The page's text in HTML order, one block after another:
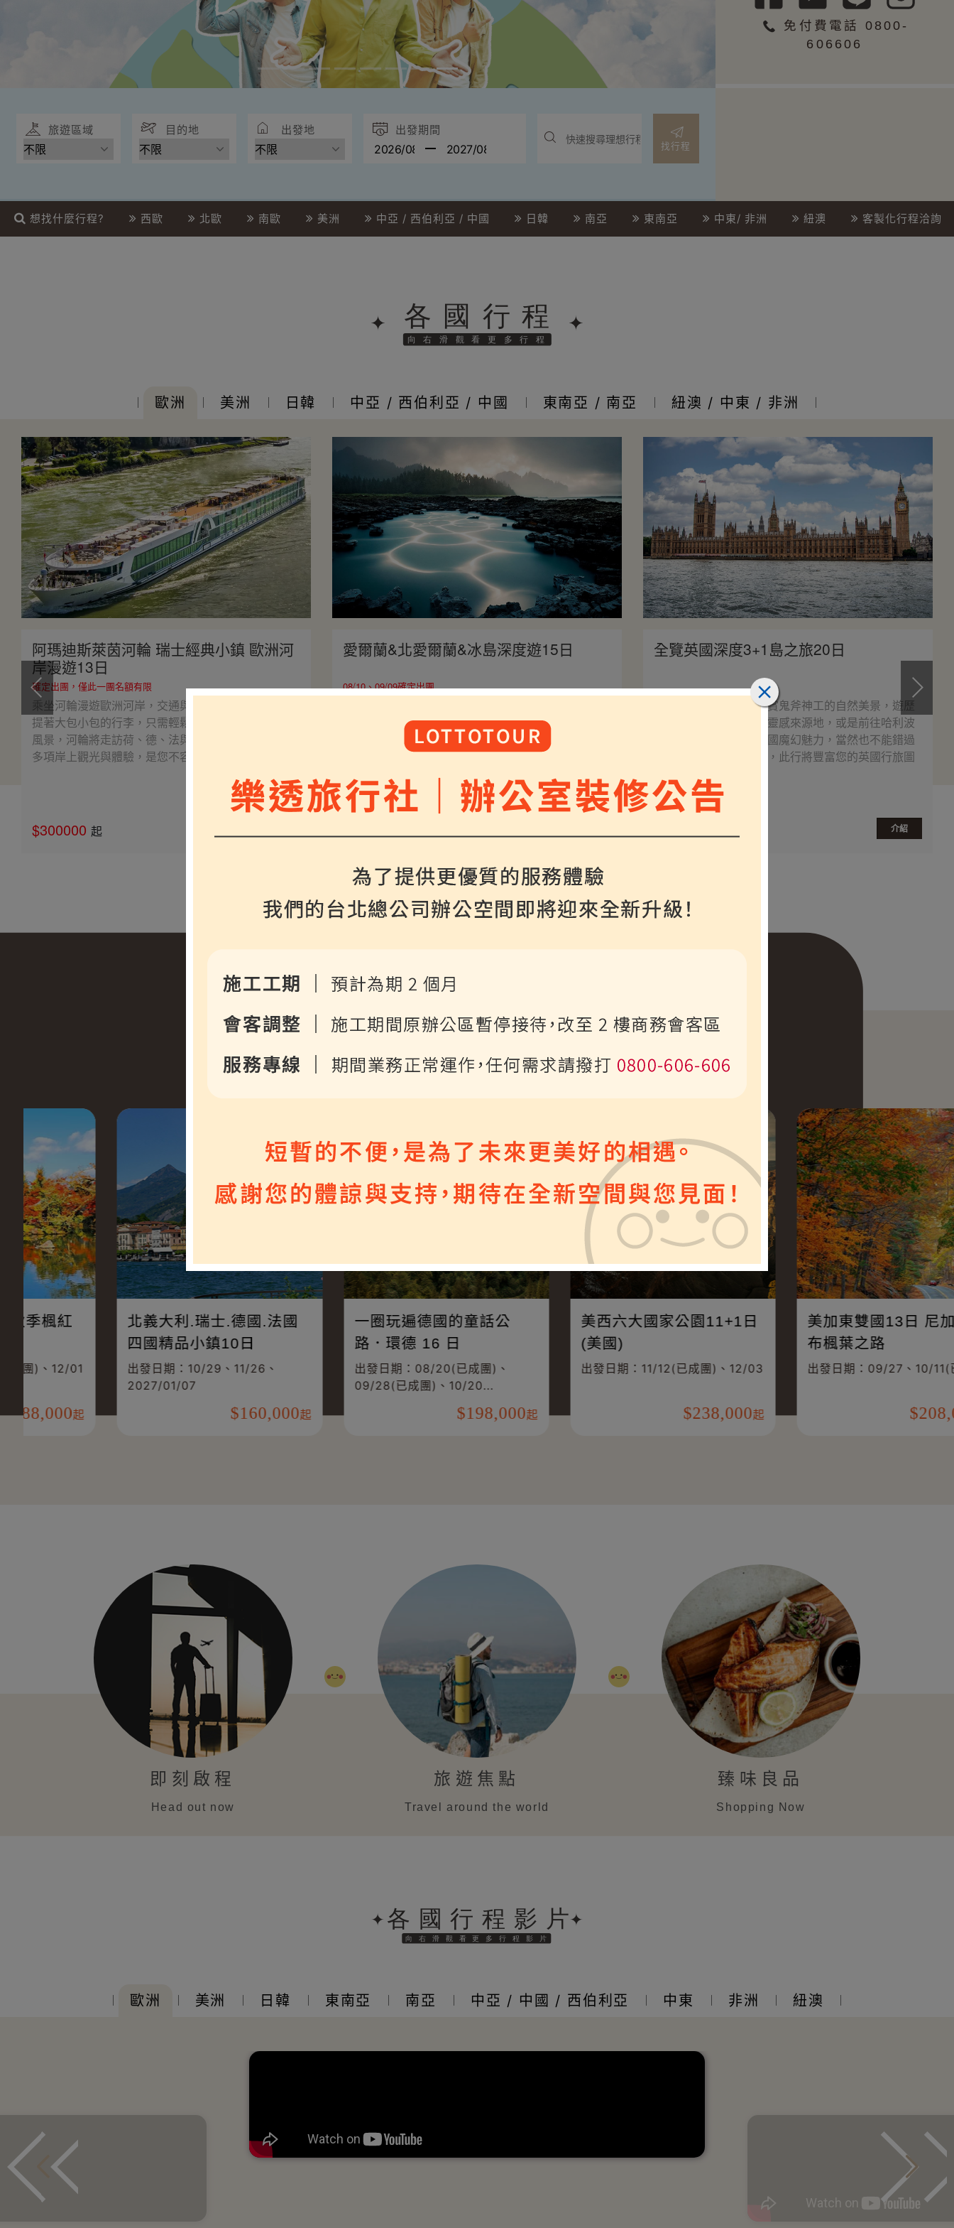
免付費電話 0800-
606606
旅遊區域 目的地 出發地 出發期間
找行程
想找什麼行程? 西歐 北歐 南歐 美洲 中亞 / 西伯利亞 / 中國 日韓 南亞 東南亞 中東/ 非洲 紐澳 客製化行程洽詢
歐洲 美洲 日韓 中亞 / 西伯利亞 / 中國 東南亞 / 南亞 紐澳 / 中東 / 非洲
阿瑪迪斯萊茵河輪 瑞士經典小鎮 歐洲河
岸漫遊13日
確定出團，僅此一團名額有限
乘坐河輪漫遊歐洲河岸，交通與住宿完美融合，不必
提著大包小包的行李，只需輕鬆享受船上設施與河岸
風景，河輪將走訪荷、德、法與瑞士經典小鎮，安排
多項岸上觀光與體驗，是您不容錯過的愜意之旅。
$300000 起
愛爾蘭&北愛爾蘭&冰島深度遊15日
08/10、09/09確定出團
旅，欣賞兩大絕美知名瀑布與藍色溫泉湖；走訪愛爾
蘭知名莫赫斷崖與巨人堤道，欣賞遼闊海景，最後於
倫敦展開經典市區觀光之旅，雙國深度遊15日，濃縮
全覽英國深度3+1島之旅20日
深度導覽英愛之最，欣賞鬼斧神工的自然美景，遊歷
知名文學作家的故居與靈感來源地，或是前往哈利波
特的取景地點，體驗英國魔幻魅力，當然也不能錯過
倫敦市區各式知名景點，此行將豐富您的英國行旅圖
介紹
走進關西秘境．秋季楓紅
與海之京都7日
出發日期：11/24(已成團)、12/01
北義大利.瑞士.德國.法國
四國精品小鎮10日
出發日期：10/29、11/26、
一圈玩遍德國的童話公
路．環德 16 日
出發日期：08/20(已成團)、
美西六大國家公園11+1日
出發日期：11/12(已成團)、12/03
即刻啟程
Head out now
旅遊焦點
Travel around the world
臻味良品
Shopping Now
歐洲 美洲 日韓 東南亞 南亞 中亞 / 中國 / 西伯利亞 中東 非洲 紐澳